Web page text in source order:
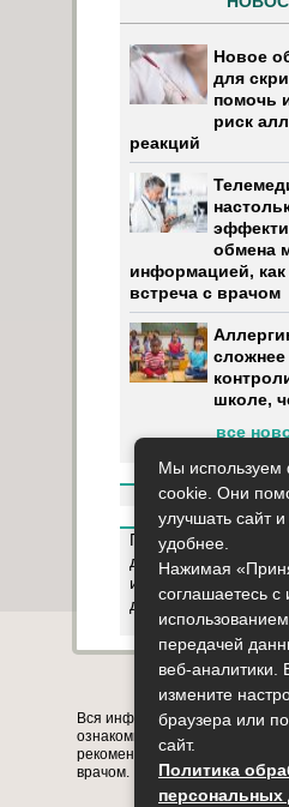
Новое
для
помочь
риск
реакций
обмена
информацией, как
встреча с врачом
сложнее
школе,
все
Пользуясь данным
даёте разрешение
и хранение своих
данных согласно
Карта сайта О
Вся информация на сайте
ознакомительных целях.
рекомендаций обязательно
врачом.
Мы
cookie. Они
улучшать сайт
удобнее.
Нажимая
соглашаетесь с
передачей
веб-аналитики.
измените
браузера или
сайт.
Политика
персональных